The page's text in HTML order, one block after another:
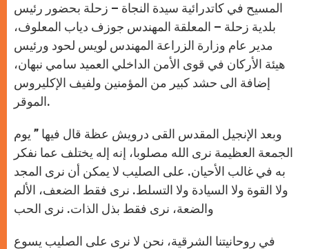
المسيح في كاتدرائية سيدة النجاة – زحلة بحضور رئيس
بلدية زحلة – المعلقة المهندس جوزف دياب المعلوف،
مدير عام وزارة الزراعة المهندس لويس لحود ورئيس
هيئة الأركان في قوى الأمن الداخلي العميد سامي نبهان،
إضافة الى حشد كبير من المؤمنين ولفيف الإكليروس
الموقر.
وبعد الإنجيل المقدس القى درويش عظة قال فيها ” يوم
الجمعة العظيمة نرى الله مصلوبا، إنه إله يختلف عما نفكر
به في غالب الأحيان. على الصليب لا يمكن أن نرى المجد
ولا القوة ولا السيادة ولا التسلط. نرى فقط الضعف، الألم
والضعة، نرى فقط بذل الذات. نرى الحب
في روحانيتنا الشرقية، نحن لا نرى على الصليب يسوع